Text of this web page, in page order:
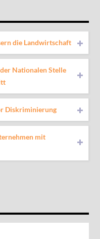
die Landwirtschaft
Nationalen Stelle
Diskriminierung
mit